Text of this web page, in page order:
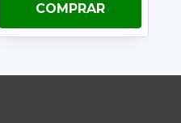
COMPRAR